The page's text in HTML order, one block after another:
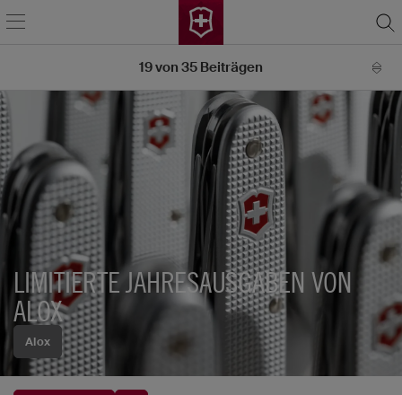
Alox
LIMITIERTE JAHRESAUSGABEN VON
ALOX
19von 35 Beiträgen